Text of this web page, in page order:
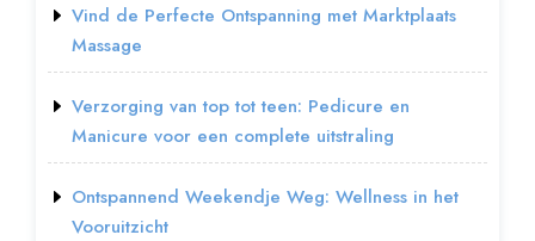
Vind de Perfecte Ontspanning met Marktplaats
Massage
Verzorging van top tot teen: Pedicure en
Manicure voor een complete uitstraling
Ontspannend Weekendje Weg: Wellness in het
Vooruitzicht